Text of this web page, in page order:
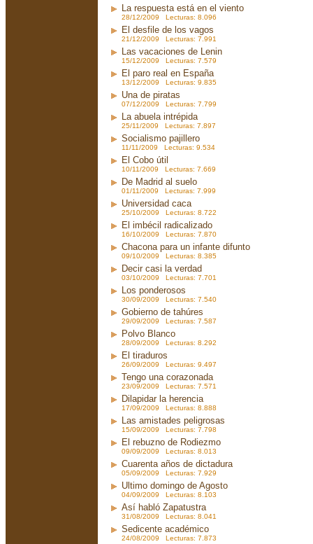
La respuesta está en el viento
28/12/2009 Lecturas: 8.096
El desfile de los vagos
21/12/2009 Lecturas: 7.991
Las vacaciones de Lenin
15/12/2009 Lecturas: 7.579
El paro real en España
13/12/2009 Lecturas: 9.835
Una de piratas
07/12/2009 Lecturas: 7.799
La abuela intrépida
25/11/2009 Lecturas: 7.897
Socialismo pajillero
11/11/2009 Lecturas: 9.534
El Cobo útil
10/11/2009 Lecturas: 7.669
De Madrid al suelo
01/11/2009 Lecturas: 7.999
Universidad caca
25/10/2009 Lecturas: 8.722
El imbécil radicalizado
16/10/2009 Lecturas: 7.870
Chacona para un infante difunto
09/10/2009 Lecturas: 8.385
Decir casi la verdad
03/10/2009 Lecturas: 7.701
Los ponderosos
30/09/2009 Lecturas: 7.540
Gobierno de tahúres
29/09/2009 Lecturas: 7.587
Polvo Blanco
28/09/2009 Lecturas: 8.292
El tiraduros
26/09/2009 Lecturas: 9.497
Tengo una corazonada
23/09/2009 Lecturas: 7.571
Dilapidar la herencia
17/09/2009 Lecturas: 8.888
Las amistades peligrosas
15/09/2009 Lecturas: 7.798
El rebuzno de Rodiezmo
09/09/2009 Lecturas: 8.013
Cuarenta años de dictadura
05/09/2009 Lecturas: 7.929
Ultimo domingo de Agosto
04/09/2009 Lecturas: 8.103
Así habló Zapatustra
31/08/2009 Lecturas: 8.041
Sedicente académico
24/08/2009 Lecturas: 7.873